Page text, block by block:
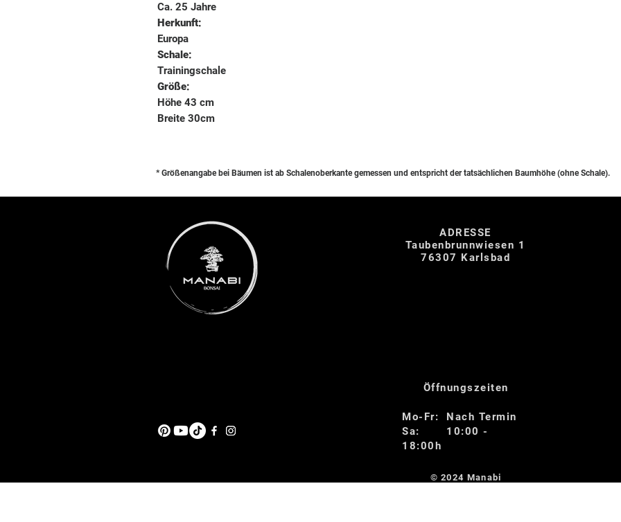
Ca. 25 Jahre
Herkunft:
Europa
Schale:
Trainingschale
Größe:
Höhe 43 cm
Breite 30cm
* Größenangabe bei Bäumen ist ab Schalenoberkante gemessen und entspricht der tatsächlichen Baumhöhe (ohne Schale).
ADRESSE
Taubenbrunnwiesen 1
76307 Karlsbad
Öffnungszeiten
Mo-Fr: Nach Termin
Sa: 10:00 -
18:00h
© 2024 Manabi